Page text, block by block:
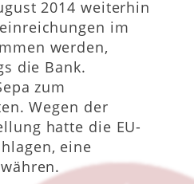
2014 weiterhin
im
werden,
die Bank.
zum
Wegen der
hatte die EU-
eine